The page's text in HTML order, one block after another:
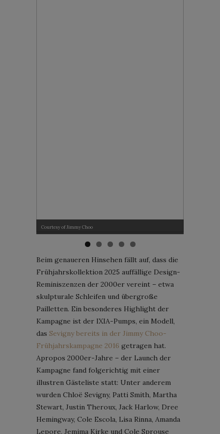
Courtesy of Jimmy Choo
Beim genaueren Hinsehen fällt auf, dass die
Frühjahrskollektion 2025 auffällige Design-
Reminiszenzen der 2000er vereint – etwa
skulpturale Schleifen und übergroße
Pailletten. Ein besonderes Highlight der
Kampagne ist der IXIA-Pumps, ein Modell,
das Sevigny bereits in der Jimmy Choo-
Frühjahrskampagne 2016 getragen hat.
Apropos 2000er-Jahre – der Launch der
Kampagne fand folgerichtig mit einer
illustren Gästeliste statt: Unter anderem
wurden Chloë Sevigny, Patti Smith, Martha
Stewart, Justin Theroux, Jack Harlow, Dree
Hemingway, Cole Escola, Lisa Rinna, Amanda
Lepore, Jemima Kirke und Cole Sprouse